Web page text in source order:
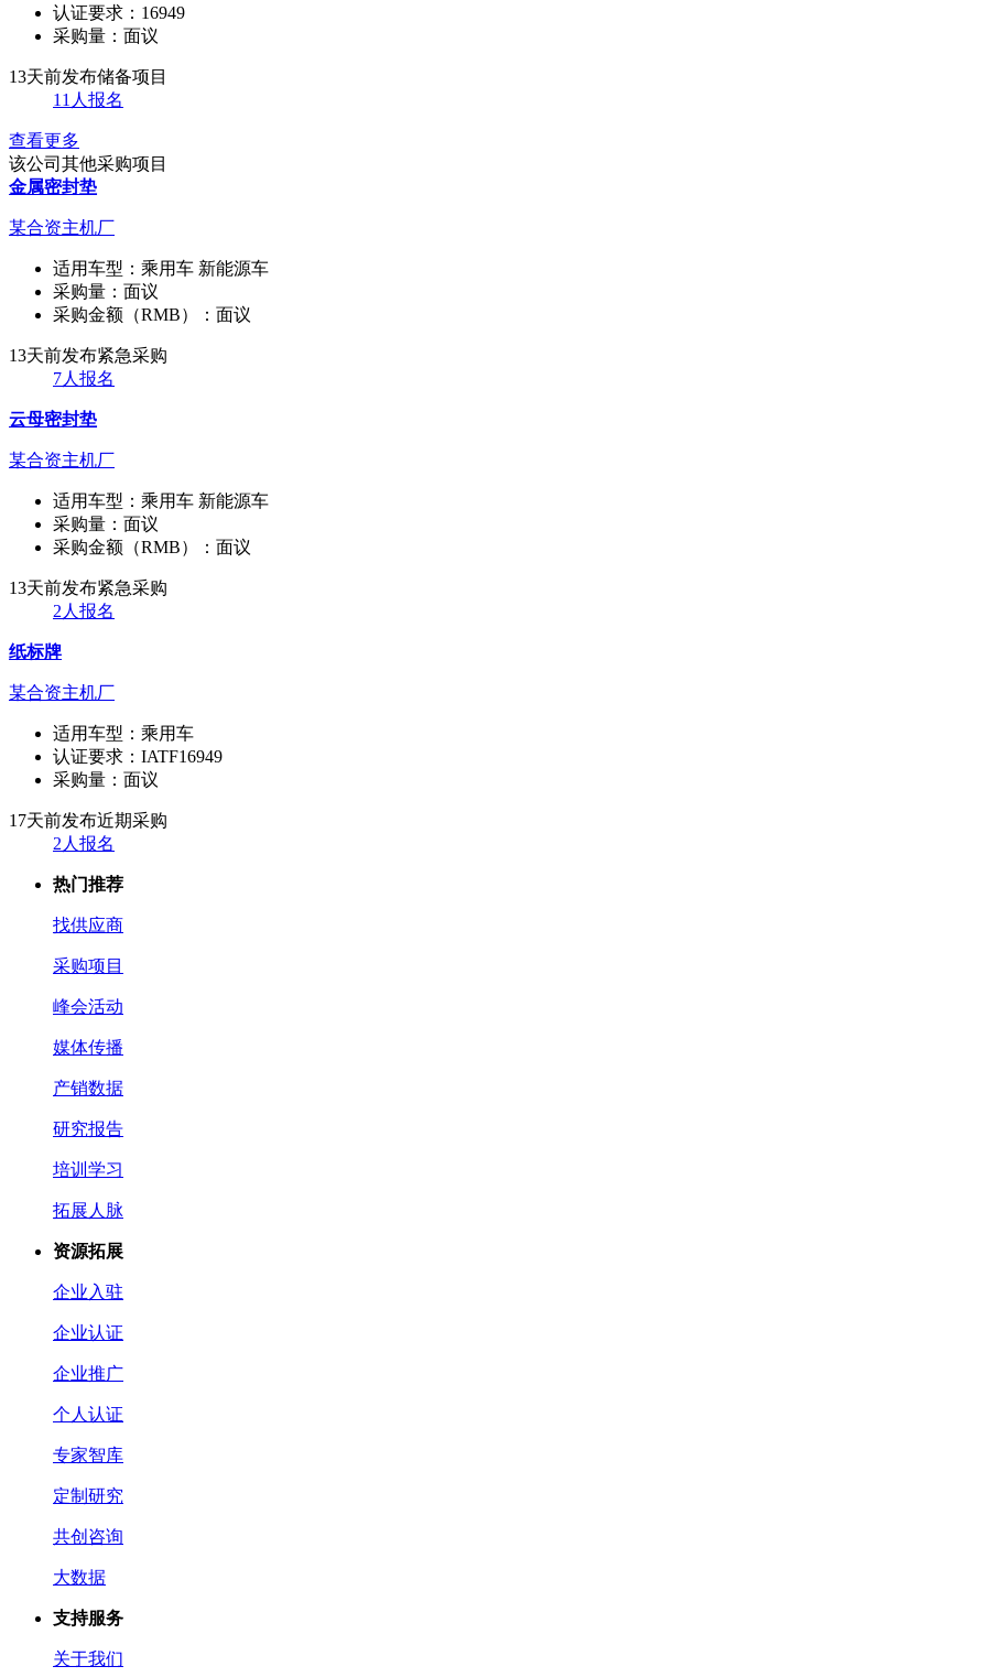
认证要求： 16949
采购量： 面议
13天前发布储备项目
11人报名
查看更多
该公司其他采购项目
金属密封垫
某合资主机厂
适用车型： 乘用车 新能源车
采购量： 面议
采购金额（RMB）： 面议
13天前发布紧急采购
7人报名
云母密封垫
某合资主机厂
适用车型： 乘用车 新能源车
采购量： 面议
采购金额（RMB）： 面议
13天前发布紧急采购
2人报名
纸标牌
某合资主机厂
适用车型： 乘用车
认证要求： IATF16949
采购量： 面议
17天前发布近期采购
2人报名
热门推荐
找供应商
采购项目
峰会活动
媒体传播
产销数据
研究报告
培训学习
拓展人脉
资源拓展
企业入驻
企业认证
企业推广
个人认证
专家智库
定制研究
共创咨询
大数据
支持服务
关于我们